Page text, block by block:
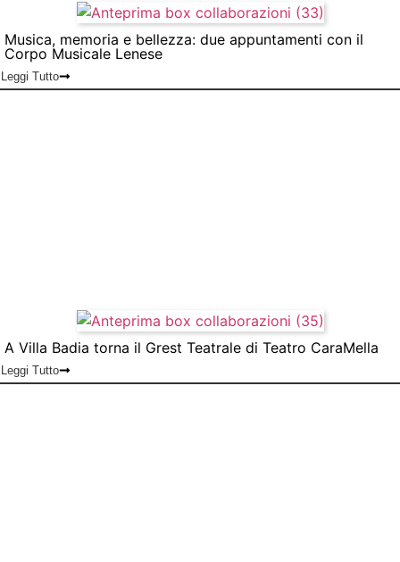
Musica, memoria e bellezza: due appuntamenti con il
Corpo Musicale Lenese
Leggi Tutto
A Villa Badia torna il Grest Teatrale di Teatro CaraMella
Leggi Tutto